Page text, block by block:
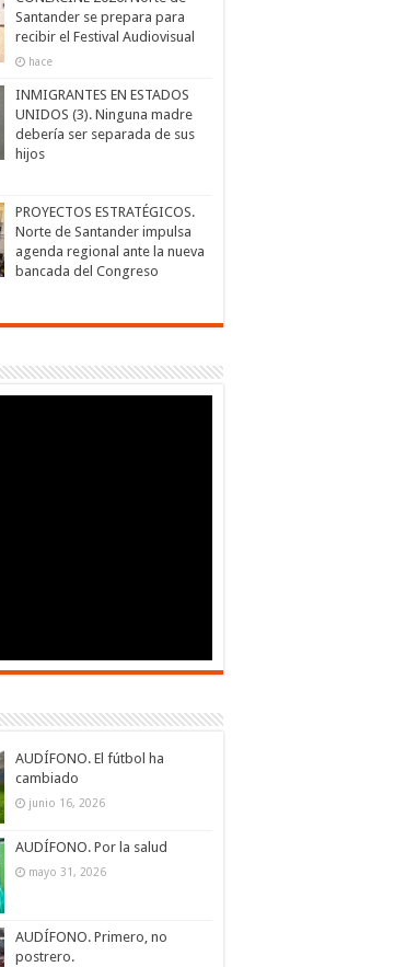
Santander se prepara para
recibir el Festival Audiovisual
hace
INMIGRANTES EN ESTADOS
UNIDOS (3). Ninguna madre
debería ser separada de sus
hijos
PROYECTOS ESTRATÉGICOS.
Norte de Santander impulsa
agenda regional ante la nueva
bancada del Congreso
AUDÍFONO. El fútbol ha
cambiado
junio 16, 2026
AUDÍFONO. Por la salud
mayo 31, 2026
AUDÍFONO. Primero, no
postrero.